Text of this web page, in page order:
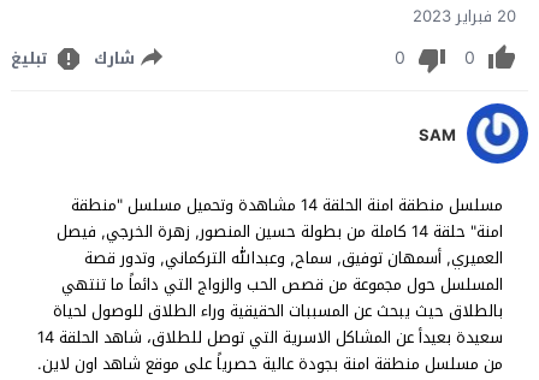
20 فبراير 2023
0
0 شارك تبليغ
SAM
مسلسل منطقة امنة الحلقة 14 مشاهدة وتحميل مسلسل "منطقة
امنة" حلقة 14 كاملة من بطولة حسين المنصور, زهرة الخرجي, فيصل
العميري, أسمهان توفيق, سماح, وعبدالله التركماني, وتدور قصة
المسلسل حول مجموعة من قصص الحب والزواج التي دائماً ما تنتهي
بالطلاق حيث يبحث عن المسببات الحقيقية وراء الطلاق للوصول لحياة
سعيدة بعيدأ عن المشاكل الاسرية التي توصل للطلاق، شاهد الحلقة 14
من مسلسل منطقة امنة بجودة عالية حصرياً على موقع شاهد اون لاين.